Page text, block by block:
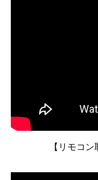
【リモコ